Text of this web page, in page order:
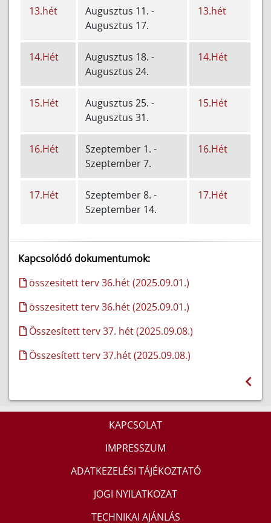
13.hét
Augusztus 11. -
Augusztus 17.
13.hét
14.Hét
Augusztus 18. -
Augusztus 24.
14.Hét
15.Hét
Augusztus 25. -
Augusztus 31.
15.Hét
16.Hét
Szeptember 1. -
Szeptember 7.
16.Hét
17.Hét
Szeptember 8. -
Szeptember 14.
17.Hét
Kapcsolódó dokumentumok:
összesitett terv 36.hét (2025.09.01.)
összesitett terv 36.hét (2025.09.01.)
Összesített terv 37. hét (2025.09.08.)
Összesített terv 37.hét (2025.09.08.)
KAPCSOLAT
IMPRESSZUM
ADATKEZELÉSI TÁJÉKOZTATÓ
JOGI NYILATKOZAT
TECHNIKAI AJÁNLÁS